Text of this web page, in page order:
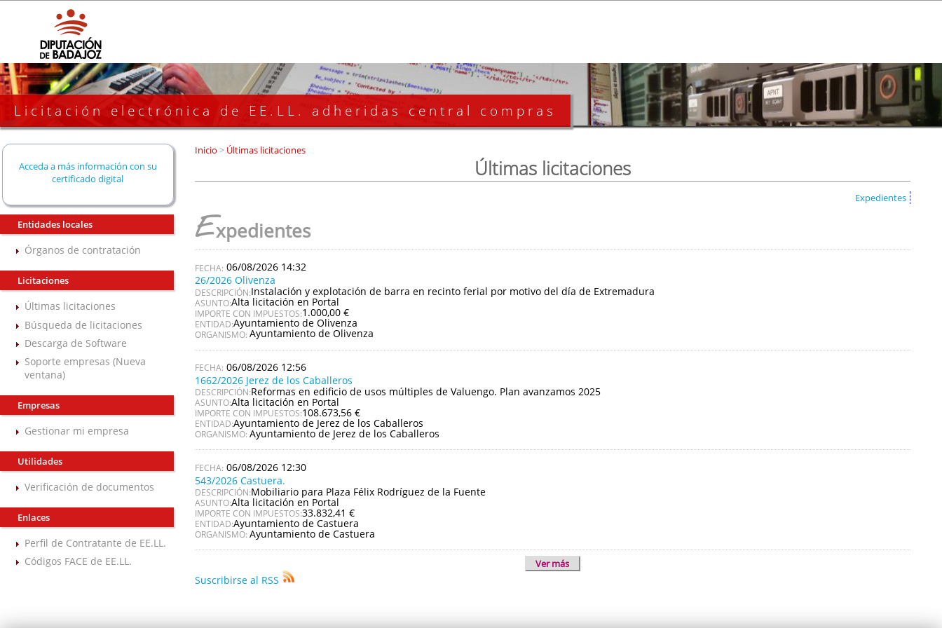
Licitación electrónica de EE.LL. adheridas central compras
Acceda a más información con su
certificado digital
Entidades locales
Órganos de contratación
Licitaciones
Últimas licitaciones
Búsqueda de licitaciones
Descarga de Software
Soporte empresas (Nueva
ventana)
Empresas
Gestionar mi empresa
Utilidades
Verificación de documentos
Enlaces
Perfil de Contratante de EE.LL.
Códigos FACE de EE.LL.
Inicio >Últimas licitaciones
Últimas licitaciones
Expedientes
Expedientes
06/08/2026 14:32
26/2026 Olivenza
DESCRIPCIÓN:Instalación y explotación de barra en recinto ferial por motivo del día de Extremadura
ASUNTO:Alta licitación en Portal
IMPORTE CON IMPUESTOS:1.000,00 €
ENTIDAD:Ayuntamiento de Olivenza
ORGANISMO: Ayuntamiento de Olivenza
06/08/2026 12:56
1662/2026 Jerez de los Caballeros
DESCRIPCIÓN:Reformas en edificio de usos múltiples de Valuengo. Plan avanzamos 2025
ASUNTO:Alta licitación en Portal
IMPORTE CON IMPUESTOS:108.673,56 €
ENTIDAD:Ayuntamiento de Jerez de los Caballeros
ORGANISMO: Ayuntamiento de Jerez de los Caballeros
06/08/2026 12:30
543/2026 Castuera.
DESCRIPCIÓN:Mobiliario para Plaza Félix Rodríguez de la Fuente
ASUNTO:Alta licitación en Portal
IMPORTE CON IMPUESTOS:33.832,41 €
ENTIDAD:Ayuntamiento de Castuera
ORGANISMO: Ayuntamiento de Castuera
Ver más
Suscribirse al RSS